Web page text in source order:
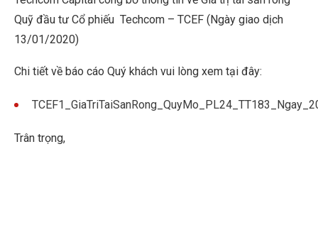
Quỹ đầu tư Cổ phiếu Techcom – TCEF (Ngày giao dịch
13/01/2020)
Chi tiết về báo cáo Quý khách vui lòng xem tại đây:
Trân trọng,